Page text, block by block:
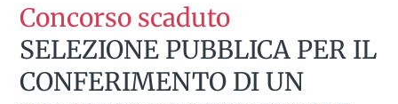
Concorso scaduto
SELEZIONE PUBBLICA PER IL
CONFERIMENTO DI UN